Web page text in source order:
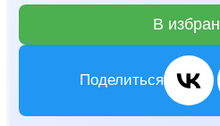
В
Поделиться